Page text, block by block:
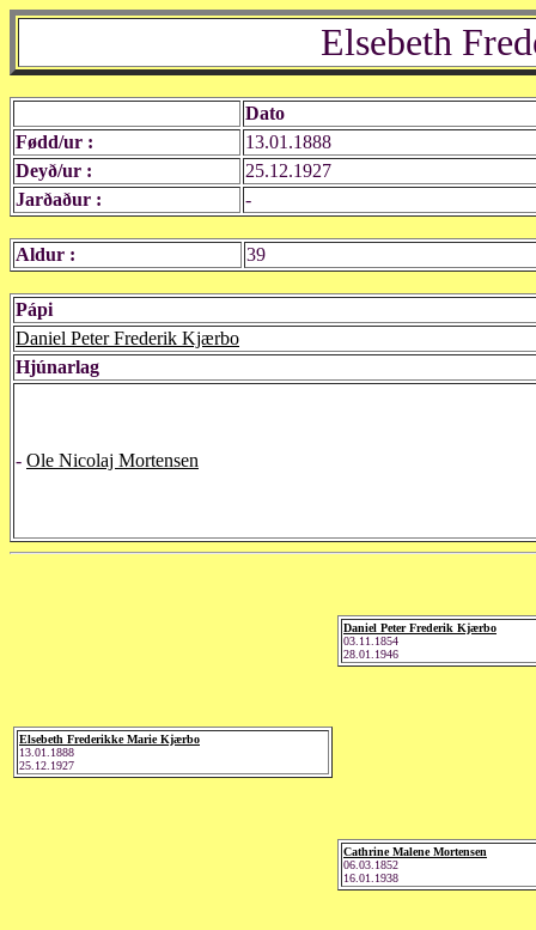
Elsebeth
Dato
Fødd/ur :
13.01.1888
Deyð/ur :
25.12.1927
Jarðaður :
-
Aldur : 39
Pápi
Daniel Peter Frederik Kjærbo
Hjúnarlag
- Ole Nicolaj Mortensen
Elsebeth Frederikke Marie Kjærbo
13.01.1888
25.12.1927
Daniel Peter Frederik Kjærbo
03.11.1854
28.01.1946
Cathrine Malene Mortensen
06.03.1852
16.01.1938